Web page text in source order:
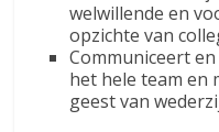
welwillende en
opzichte van
Communiceert
het hele team en
geest van